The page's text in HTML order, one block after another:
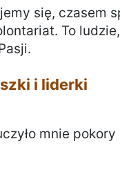
się, czasem
To
i liderki
mnie